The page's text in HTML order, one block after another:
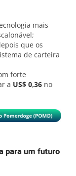
mais
que os
de carteira
forte
a US$ 0,36 no
para um futuro